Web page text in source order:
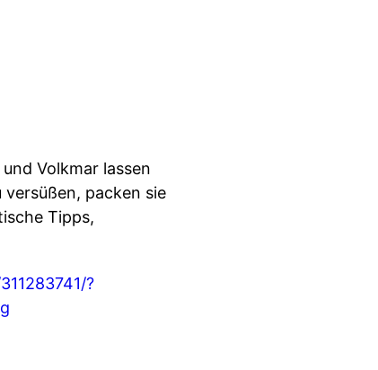
Volkmar lassen
packen sie
Tipps,
?